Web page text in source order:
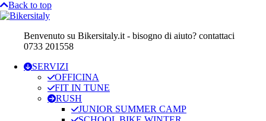
Back to top
Benvenuto su Bikersitaly.it - bisogno di aiuto? contattaci
0733 201558
SERVIZI
OFFICINA
FIT IN TUNE
RUSH
JUNIOR SUMMER CAMP